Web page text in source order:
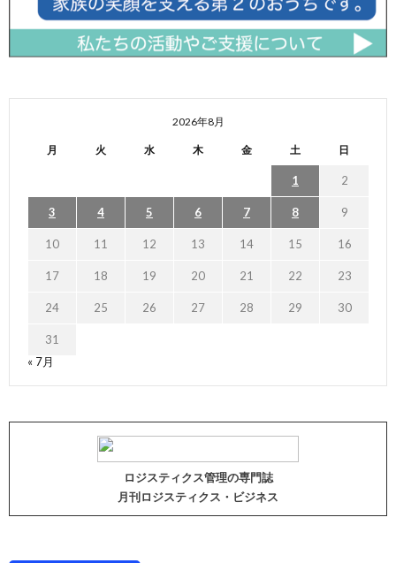
2026年8月
月 火 水 木 金 土 日
1 2
3 4 5 6 7 8 9
10 11 12 13 14 15 16
17 18 19 20 21 22 23
24 25 26 27 28 29 30
31
« 7月
ロジスティクス管理の専門誌
月刊ロジスティクス・ビジネス